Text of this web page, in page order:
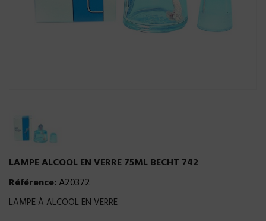
LAMPE ALCOOL EN VERRE 75ML BECHT 742
Référence:A20372
LAMPE À ALCOOL EN VERRE